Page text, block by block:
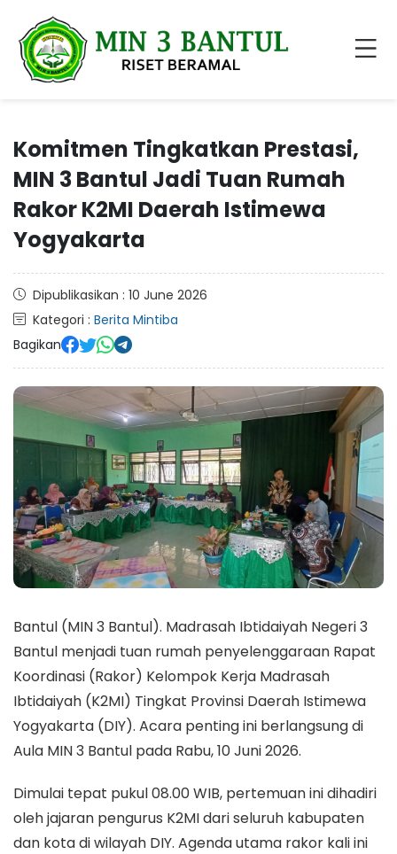
Komitmen Tingkatkan Prestasi,
MIN 3 Bantul Jadi Tuan Rumah
Rakor K2MI Daerah Istimewa
Yogyakarta
Dipublikasikan : 10 June 2026
Kategori : Berita Mintiba
Bagikan
Bantul (MIN 3 Bantul). Madrasah Ibtidaiyah Negeri 3
Bantul menjadi tuan rumah penyelenggaraan Rapat
Koordinasi (Rakor) Kelompok Kerja Madrasah
Ibtidaiyah (K2MI) Tingkat Provinsi Daerah Istimewa
Yogyakarta (DIY). Acara penting ini berlangsung di
Aula MIN 3 Bantul pada Rabu, 10 Juni 2026.
Dimulai tepat pukul 08.00 WIB, pertemuan ini dihadiri
oleh jajaran pengurus K2MI dari seluruh kabupaten
dan kota di wilayah DIY. Agenda utama rakor kali ini